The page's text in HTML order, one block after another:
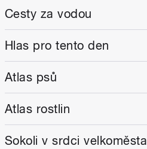
Cesty za vodou
Hlas pro tento den
Atlas psů
Atlas rostlin
Sokoli v srdci velkoměsta